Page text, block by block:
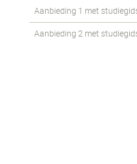
Aanbieding 1 met
Aanbieding 2 met